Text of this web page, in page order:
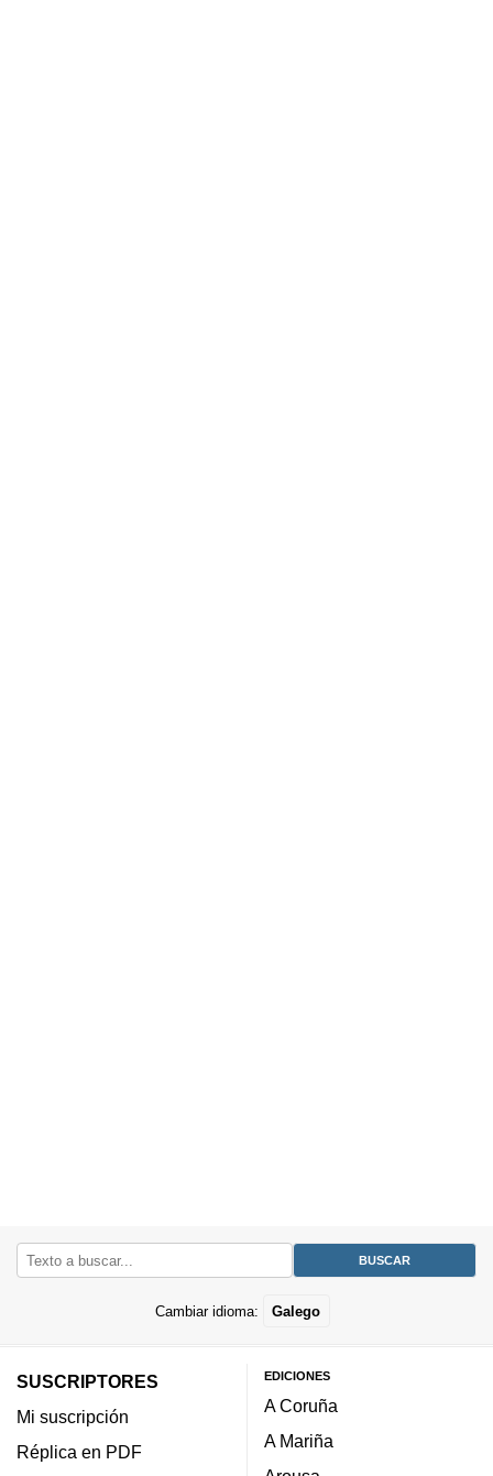
Cambiar idioma: Galego
SUSCRIPTORES
Mi suscripción
Réplica en PDF
EDICIONES
A Coruña
A Mariña